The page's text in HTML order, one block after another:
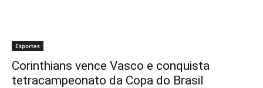
Esportes
Corinthians vence Vasco e conquista
tetracampeonato da Copa do Brasil